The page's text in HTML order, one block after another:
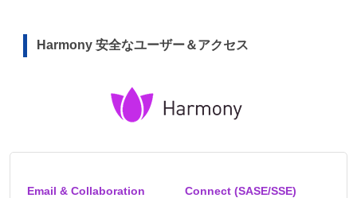
Harmony 安全なユーザー＆アクセス
Email & Collaboration Connect (SASE/SSE)